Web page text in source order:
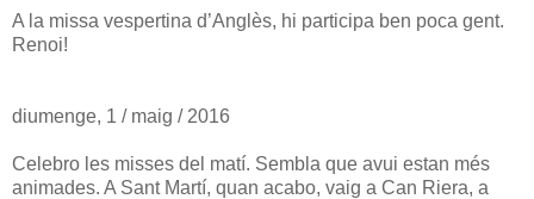
A la missa vespertina d’Anglès, hi participa ben poca gent.
Renoi!
diumenge, 1 / maig / 2016
Celebro les misses del matí. Sembla que avui estan més
animades. A Sant Martí, quan acabo, vaig a Can Riera, a